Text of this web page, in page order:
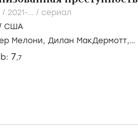
/ 2021-... / сериал
США
Мелони, Дилан МакДермотт,
7,7